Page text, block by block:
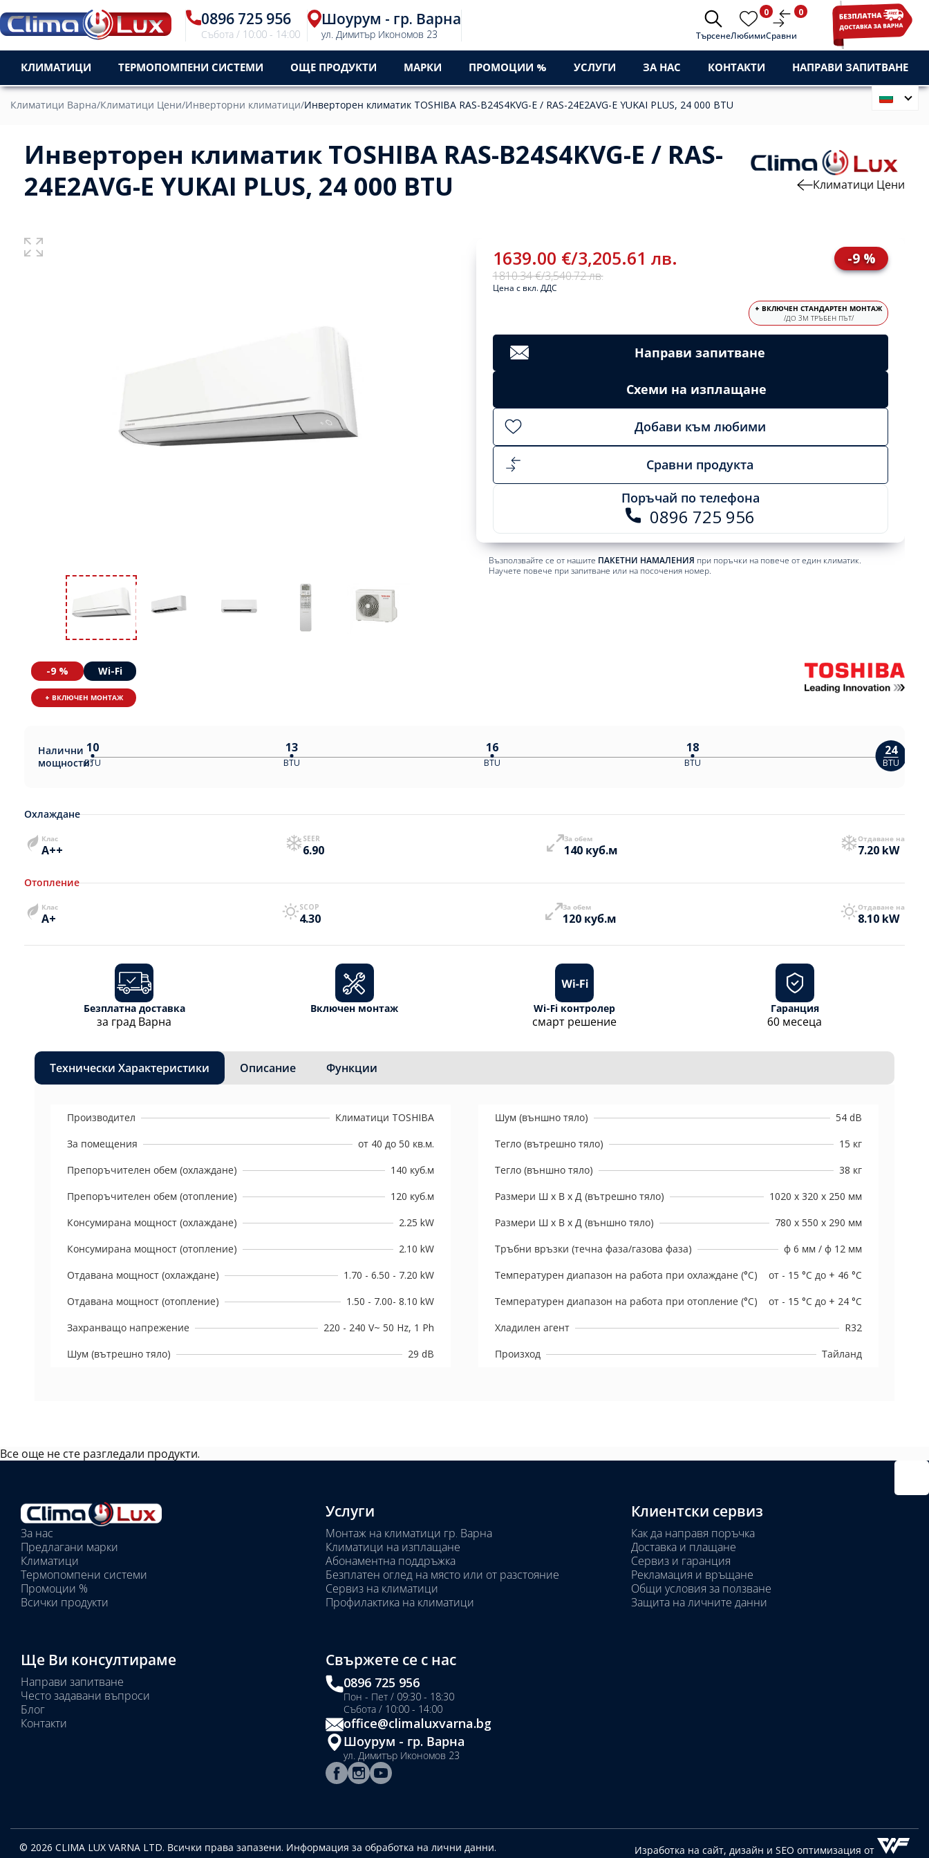
0896 725 956
Събота / 10:00 - 14:00
Шоурум - гр. Варна
ул. Димитър Икономов 23 ТърсенеЛюбими
0
Сравни
0
КЛИМАТИЦИ ТЕРМОПОМПЕНИ СИСТЕМИ ОЩЕ ПРОДУКТИ МАРКИ ПРОМОЦИИ % УСЛУГИ ЗА НАС КОНТАКТИ НАПРАВИ ЗАПИТВАНЕ
Климатици Варна/Климатици Цени/Инверторни климатици/Инверторен климатик TOSHIBA RAS-B24S4KVG-E / RAS-24E2AVG-E YUKAI PLUS, 24 000 BTU
Инверторен климатик TOSHIBA RAS-B24S4KVG-E / RAS-
24E2AVG-E YUKAI PLUS, 24 000 BTU
Климатици Цени
1639.00 €/3,205.61 лв.
1810.34 €/3,540.72 лв.
-9 %
Цена с вкл. ДДС
+ ВКЛЮЧЕН СТАНДАРТЕН МОНТАЖ
/ДО 3М ТРЪБЕН ПЪТ/
Направи запитване
Схеми на изплащане
Добави към любими
Сравни продукта
Поръчай по телефона
0896 725 956
Възползвайте се от нашите ПАКЕТНИ НАМАЛЕНИЯ при поръчки на повече от един климатик.
Научете повече при запитване или на посочения номер.
-9 % Wi-Fi
+ ВКЛЮЧЕН МОНТАЖ
Налични
мощности:
10
BTU
13
BTU
16
BTU
18
BTU
24
BTU
Охлаждане
Клас
A++
SEER
6.90
За обем
140 куб.м
Отдаване на
7.20 kW
Отопление
Клас
A+
SCOP
4.30
За обем
120 куб.м
Отдаване на
8.10 kW
Безплатна доставка
за град Варна
Включен монтаж Wi-Fi контролер
смарт решение
Гаранция
60 месеца
Технически Характеристики Описание Функции
Производител
Климатици TOSHIBA
За помещения
от 40 до 50 кв.м.
Препоръчителен обем (охлаждане)
140 куб.м
Препоръчителен обем (отопление)
120 куб.м
Консумирана мощност (охлаждане)
2.25 kW
Консумирана мощност (отопление)
2.10 kW
Отдавана мощност (охлаждане)
1.70 - 6.50 - 7.20 kW
Отдавана мощност (отопление)
1.50 - 7.00- 8.10 kW
Захранващо напрежение
220 - 240 V~ 50 Hz, 1 Ph
Шум (вътрешно тяло)
29 dB
Шум (външно тяло)
54 dB
Тегло (вътрешно тяло)
15 кг
Тегло (външно тяло)
38 кг
Размери Ш х В х Д (вътрешно тяло)
1020 x 320 x 250 мм
Размери Ш х В х Д (външно тяло)
780 x 550 x 290 мм
Тръбни връзки (течна фаза/газова фаза)
ф 6 мм / ф 12 мм
Температурен диапазон на работа при охлаждане (°C)
от - 15 °C до + 46 °C
Температурен диапазон на работа при отопление (°C)
от - 15 °C до + 24 °C
Хладилен агент
R32
Произход
Тайланд
Все още не сте разгледали продукти.
Избрани
вътрешни
тела:
Избрано
тяло:
За нас
Предлагани марки
Климатици
Термопомпени системи
Промоции %
Всички продукти
Услуги
Монтаж на климатици гр. Варна
Климатици на изплащане
Абонаментна поддръжка
Безплатен оглед на място или от разстояние
Сервиз на климатици
Профилактика на климатици
Клиентски сервиз
Как да направя поръчка
Доставка и плащане
Сервиз и гаранция
Рекламация и връщане
Общи условия за ползване
Защита на личните данни
Ще Ви консултираме
Направи запитване
Често задавани въпроси
Блог
Контакти
Свържете се с нас
0896 725 956
Пон - Пет / 09:30 - 18:30
Събота / 10:00 - 14:00
office@climaluxvarna.bg
Шоурум - гр. Варна
ул. Димитър Икономов 23
© 2026 CLIMA LUX VARNA LTD. Всички права запазени. Информация за обработка на лични данни. Изработка на сайт, дизайн и SEO оптимизация от